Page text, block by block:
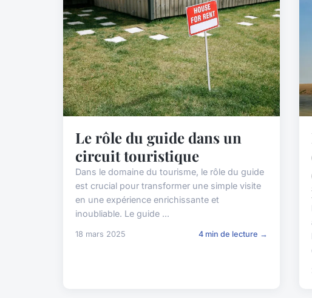
Le rôle du guide dans un
circuit touristique
Dans le domaine du tourisme, le rôle du guide
est crucial pour transformer une simple visite
en une expérience enrichissante et
inoubliable. Le guide ...
18 mars 2025 4 min de lecture →